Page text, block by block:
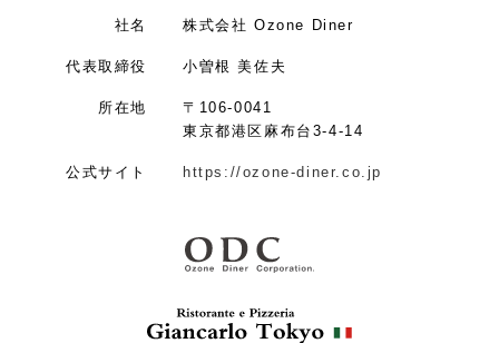
社名 株式会社 Ozone Diner
代表取締役 小曽根 美佐夫
所在地
〒106-0041
東京都港区麻布台3-4-14
公式サイト https://ozone-diner.co.jp